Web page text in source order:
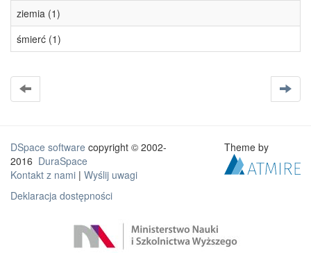
ziemia (1)
śmierć (1)
DSpace software copyright © 2002-
2016 DuraSpace
Kontakt z nami | Wyślij uwagi
Deklaracja dostępności
Theme by